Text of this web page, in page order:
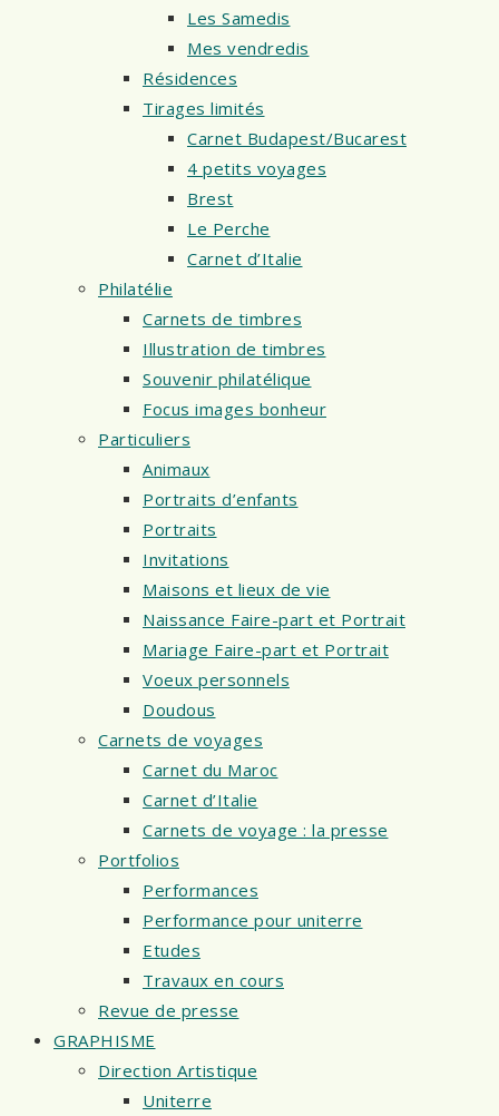
Les Samedis
Mes vendredis
Résidences
Tirages limités
Carnet Budapest/Bucarest
4 petits voyages
Brest
Le Perche
Carnet d’Italie
Philatélie
Carnets de timbres
Illustration de timbres
Souvenir philatélique
Focus images bonheur
Particuliers
Animaux
Portraits d’enfants
Portraits
Invitations
Maisons et lieux de vie
Naissance Faire-part et Portrait
Mariage Faire-part et Portrait
Voeux personnels
Doudous
Carnets de voyages
Carnet du Maroc
Carnet d’Italie
Carnets de voyage : la presse
Portfolios
Performances
Performance pour uniterre
Etudes
Travaux en cours
Revue de presse
GRAPHISME
Direction Artistique
Uniterre